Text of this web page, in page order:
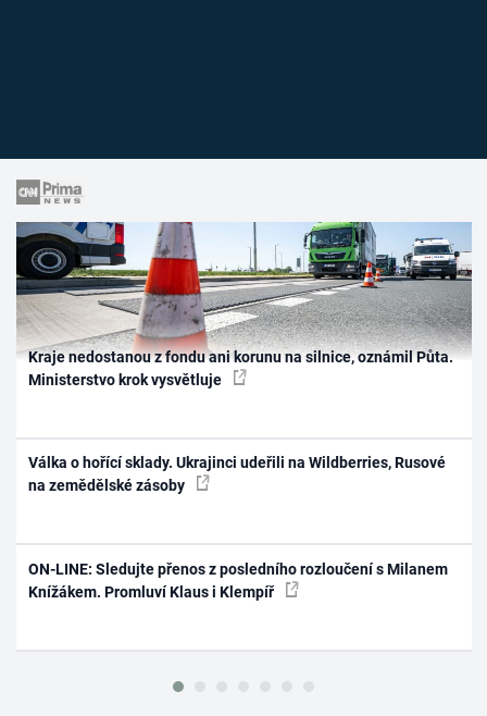
Kraje nedostanou z fondu ani korunu na silnice, oznámil Půta.
Ministerstvo krok vysvětluje
Válka o hořící sklady. Ukrajinci udeřili na Wildberries, Rusové
na zemědělské zásoby
ON-LINE: Sledujte přenos z posledního rozloučení s Milanem
Knížákem. Promluví Klaus i Klempíř